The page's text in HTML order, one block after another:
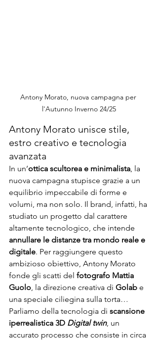
Antony Morato, nuova campagna per
l'Autunno Inverno 24/25
Antony Morato unisce stile,
estro creativo e tecnologia
avanzata
In un’ottica scultorea e minimalista , la
nuova campagna stupisce grazie a un
equilibrio impeccabile di forme e
volumi, ma non solo. Il brand, infatti, ha
studiato un progetto dal carattere
altamente tecnologico, che intende
annullare le distanze tra mondo reale e
digitale. Per raggiungere questo
ambizioso obiettivo, Antony Morato
fonde gli scatti del fotografo Mattia
Guolo , la direzione creativa di Golab e
una speciale ciliegina sulla torta…
Parliamo della tecnologia di scansione
iperrealistica 3D Digital twin, un
accurato processo che consiste in circa